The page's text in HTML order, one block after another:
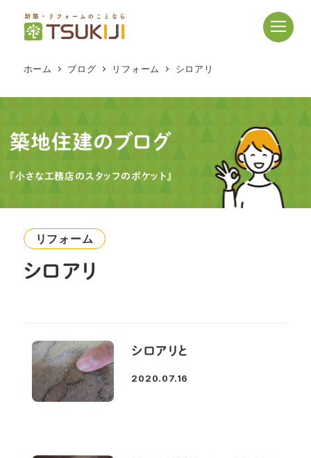
テ
ツ
へ
移
ホーム ブログ リフォーム シロアリ
築地住建のブログ
『小さな工務店のスタッフのポケット』
リフォーム
シロアリ
シロアリと
投稿日
2020.07.16